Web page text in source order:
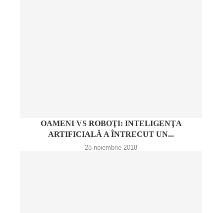
OAMENI VS ROBOŢI: INTELIGENŢA
ARTIFICIALĂ A ÎNTRECUT UN...
28 noiembrie 2018